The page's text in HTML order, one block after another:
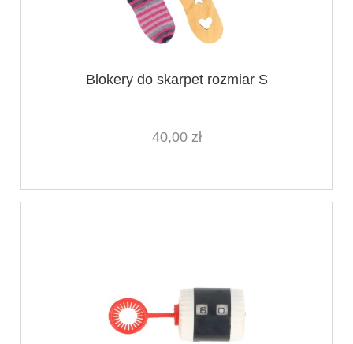
Blokery do skarpet rozmiar S
40,00 zł